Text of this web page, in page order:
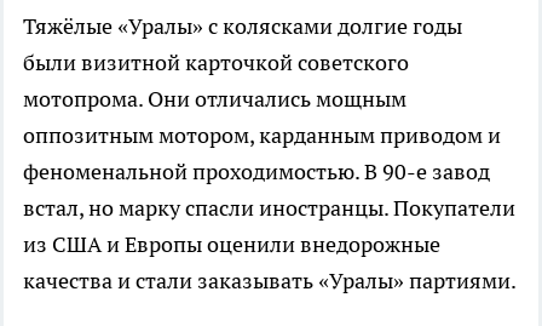
Тяжёлые «Уралы» с колясками долгие годы
были визитной карточкой советского
мотопрома. Они отличались мощным
оппозитным мотором, карданным приводом и
феноменальной проходимостью. В 90-е завод
встал, но марку спасли иностранцы. Покупатели
из США и Европы оценили внедорожные
качества и стали заказывать «Уралы» партиями.